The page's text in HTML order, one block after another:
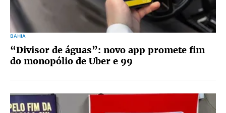
BAHIA
“Divisor de águas”: novo app promete fim
do monopólio de Uber e 99